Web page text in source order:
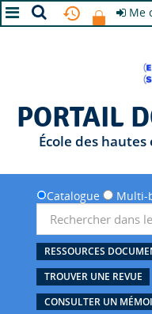
Me
PORTAIL
École des
Catalogue Multi-
RESSOURCES
TROUVER UNE REVUE
CONSULTER UN